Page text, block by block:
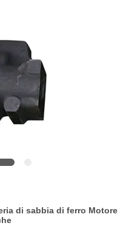
di sabbia di ferro Motore